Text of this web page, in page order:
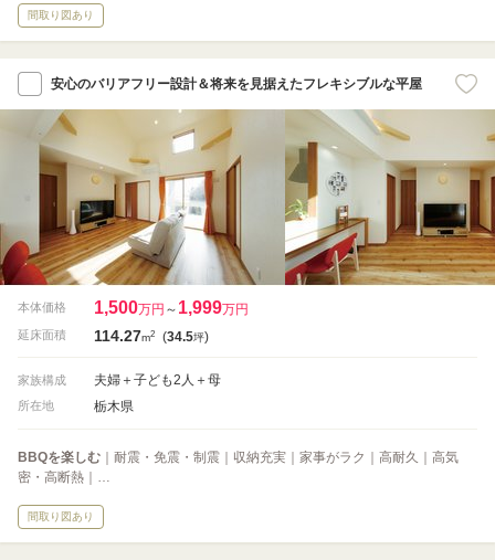
間取り図あり
安心のバリアフリー設計＆将来を見据えたフレキシブルな平屋
本体価格 1,500万円 ～ 1,999万円
延床面積 114.27m2 (34.5坪)
家族構成 夫婦＋子ども2人＋母
所在地 栃木県
BBQを楽しむ ｜耐震・免震・制震｜収納充実｜家事がラク｜高耐久｜高気
密・高断熱｜…
間取り図あり